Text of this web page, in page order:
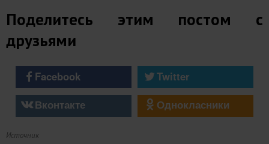
Поделитесь этим постом с
друзьями
Facebook
Twitter
Вконтакте
Однокласники
Источник